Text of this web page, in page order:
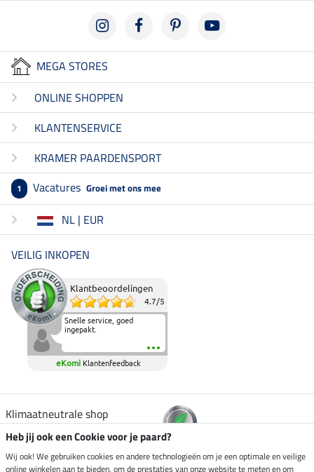
MEGA STORES
ONLINE SHOPPEN
KLANTENSERVICE
KRAMER PAARDENSPORT
1 Vacatures Groei met ons mee
NL | EUR
VEILIG INKOPEN
Klantbeoordelingen
4.7/5
Snelle service, goed
ingepakt.
eKomi Klantenfeedback
Klimaatneutrale shop
Verzending per
Heb jij ook een Cookie voor je paard?
Wij ook! We gebruiken cookies en andere technologieën om je een optimale en veilige
online winkelen aan te bieden, om de prestaties van onze website te meten en om